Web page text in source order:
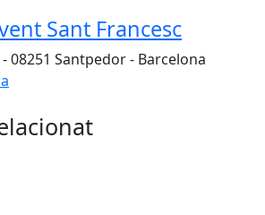
Sant Francesc
08251 Santpedor - Barcelona